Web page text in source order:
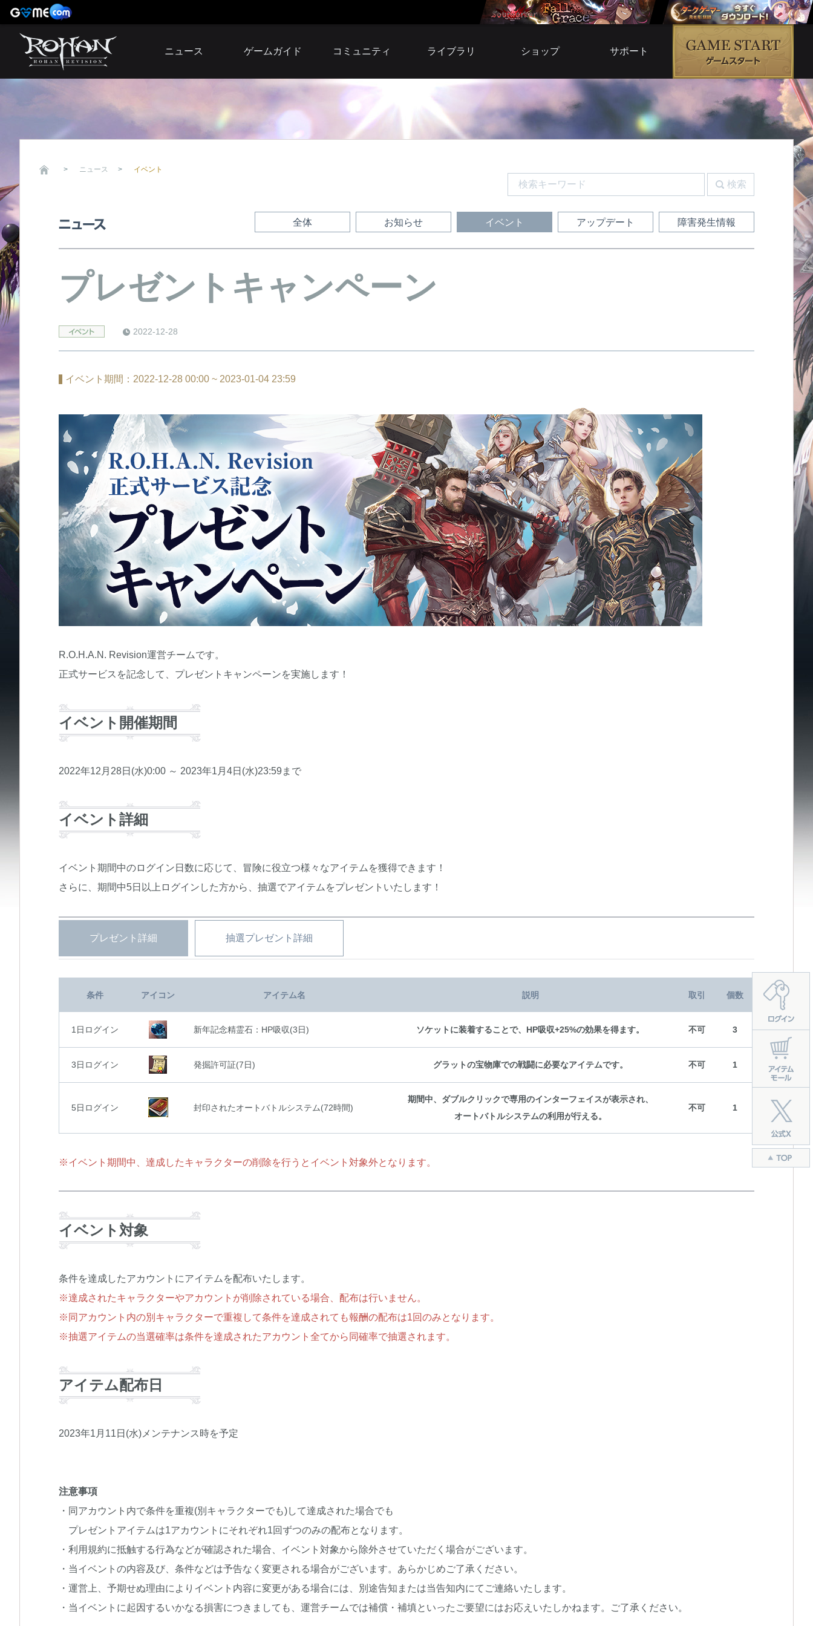
ニュース
アップデート
ゲームガイド コミュニティ
募集掲示板
スクリーンショット
ライブラリ
壁紙
サウンドトラック
ショップ
アイテムモール
ウェブ倉庫
シリアルコード
利用ガイド
サポート
お問い合わせ
運営ポリシー
ニュース イベント
検索
全体 お知らせ イベント アップデート 障害発生情報
プレゼントキャンペーン
2022-12-28
イベント期間：2022-12-28 00:00 ~ 2023-01-04 23:59
R.O.H.A.N. Revision運営チームです。
正式サービスを記念して、プレゼントキャンペーンを実施します！
イベント開催期間
2022年12月28日(水)0:00 ～ 2023年1月4日(水)23:59まで
イベント詳細
イベント期間中のログイン日数に応じて、冒険に役立つ様々なアイテムを獲得できます！
さらに、期間中5日以上ログインした方から、抽選でアイテムをプレゼントいたします！
プレゼント詳細 抽選プレゼント詳細
条件 アイコン アイテム名 説明 取引 個数
1日ログイン 新年記念精霊石：HP吸収(3日) ソケットに装着することで、HP吸収+25%の効果を得ます。 不可 3
3日ログイン 発掘許可証(7日) グラットの宝物庫での戦闘に必要なアイテムです。 不可 1
5日ログイン 封印されたオートバトルシステム(72時間)
期間中、ダブルクリックで専用のインターフェイスが表示され、
オートバトルシステムの利用が行える。
不可 1
※イベント期間中、達成したキャラクターの削除を行うとイベント対象外となります。
イベント対象
条件を達成したアカウントにアイテムを配布いたします。
※達成されたキャラクターやアカウントが削除されている場合、配布は行いません。
※同アカウント内の別キャラクターで重複して条件を達成されても報酬の配布は1回のみとなります。
※抽選アイテムの当選確率は条件を達成されたアカウント全てから同確率で抽選されます。
アイテム配布日
2023年1月11日(水)メンテナンス時を予定
注意事項
・同アカウント内で条件を重複(別キャラクターでも)して達成された場合でも
プレゼントアイテムは1アカウントにそれぞれ1回ずつのみの配布となります。
・利用規約に抵触する行為などが確認された場合、イベント対象から除外させていただく場合がございます。
・当イベントの内容及び、条件などは予告なく変更される場合がございます。あらかじめご了承ください。
・運営上、予期せぬ理由によりイベント内容に変更がある場合には、別途告知または当告知内にてご連絡いたします。
・当イベントに起因するいかなる損害につきましても、運営チームでは補償・補填といったご要望にはお応えいたしかねます。ご了承ください。